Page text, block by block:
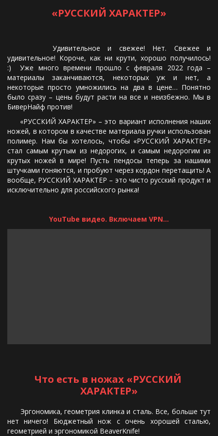
«РУССКИЙ ХАРАКТЕР»
Удивительное и свежее! Нет. Свежее и
удивительное! Короче, как ни крути, хорошо получилось!
:) Уже много времени прошло с февраля 2022 года –
материалы заканчиваются, некоторых уж и нет, а
некоторые просто умножились на два в цене… Понятно
было сразу – цены будут расти на все и неизбежно. Мы в
БиверНайф против!
«РУССКИЙ ХАРАКТЕР» – это вариант исполнения наших
ножей, в котором в качестве материала ручки использован
полимер. Нам бы хотелось, чтобы «РУССКИЙ ХАРАКТЕР»
стал самым крутым из недорогих, и самым недорогим из
крутых ножей в мире! Пусть пендосы теперь за нашими
штучками гоняются, и пробуют через кордон перетащить! А
вообще, РУССКИЙ ХАРАКТЕР – это чисто русский продукт и
исключительно для российского рынка!
YouTube видео. Включаем VPN...
Что есть в ножах «РУССКИЙ
ХАРАКТЕР»
Эргономика, геометрия клинка и сталь. Все, больше тут
нет ничего! Бюджетный нож с очень хорошей сталью,
геометрией и эргономикой BeaverKnife!